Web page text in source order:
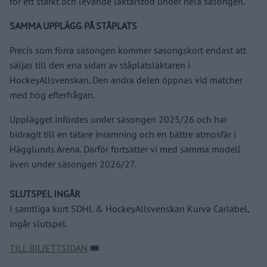
SAMMA UPPLÄGG PÅ STÅPLATS
Precis som förra säsongen kommer säsongskort endast att
säljas till den ena sidan av ståplatsläktaren i
HockeyAllsvenskan. Den andra delen öppnas vid matcher
med hög efterfrågan.
Upplägget infördes under säsongen 2025/26 och har
bidragit till en tätare inramning och en bättre atmosfär i
Hägglunds Arena. Därför fortsätter vi med samma modell
även under säsongen 2026/27.
SLUTSPEL INGÅR
I samtliga kort SDHL & HockeyAllsvenskan Kurva Carlabel,
ingår slutspel.
TILL BILJETTSIDAN 🎟️